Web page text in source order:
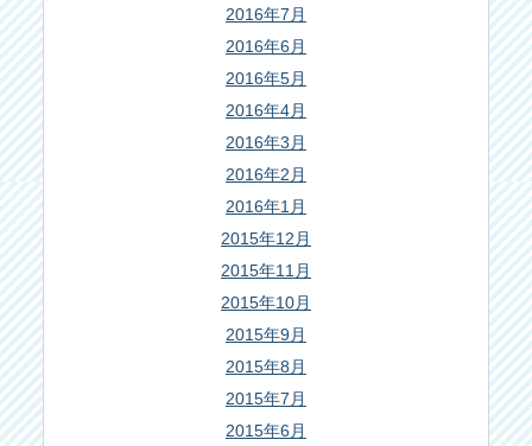
2016年7月
2016年6月
2016年5月
2016年4月
2016年3月
2016年2月
2016年1月
2015年12月
2015年11月
2015年10月
2015年9月
2015年8月
2015年7月
2015年6月